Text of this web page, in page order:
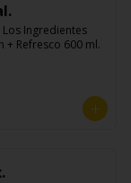
Ingredientes
+ Refresco 600 ml.